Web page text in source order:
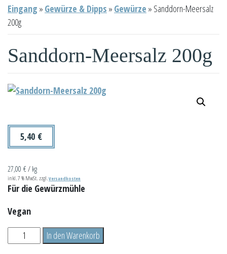
Eingang » Gewürze & Dipps » Gewürze » Sanddorn-Meersalz
200g
Sanddorn-Meersalz 200g
5,40 €
27,00 €/ kg
inkl. 7 % MwSt. zzgl.Versandkosten
Für die Gewürzmühle
Vegan
Sanddorn-
Meersalz
In den Warenkorb